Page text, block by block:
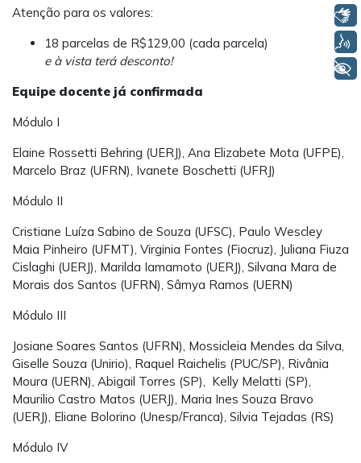
Atenção para os valores:
18 parcelas de R$129,00 (cada parcela)
e à vista terá desconto!
Equipe docente já confirmada
Módulo I
Elaine Rossetti Behring (UERJ), Ana Elizabete Mota (UFPE),
Marcelo Braz (UFRN), Ivanete Boschetti (UFRJ)
Módulo II
Cristiane Luíza Sabino de Souza (UFSC), Paulo Wescley
Maia Pinheiro (UFMT), Virginia Fontes (Fiocruz), Juliana Fiuza
Cislaghi (UERJ), Marilda Iamamoto (UERJ), Silvana Mara de
Morais dos Santos (UFRN), Sâmya Ramos (UERN)
Módulo III
Josiane Soares Santos (UFRN), Mossicleia Mendes da Silva,
Giselle Souza (Unirio), Raquel Raichelis (PUC/SP), Rivânia
Moura (UERN), Abigail Torres (SP), Kelly Melatti (SP),
Maurilio Castro Matos (UERJ), Maria Ines Souza Bravo
(UERJ), Eliane Bolorino (Unesp/Franca), Silvia Tejadas (RS)
Módulo IV